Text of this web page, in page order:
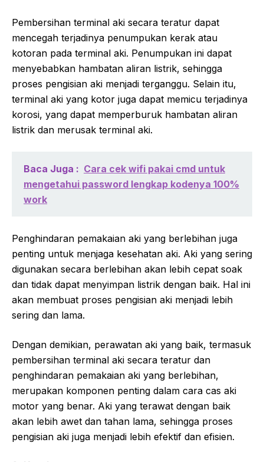
Pembersihan terminal aki secara teratur dapat
mencegah terjadinya penumpukan kerak atau
kotoran pada terminal aki. Penumpukan ini dapat
menyebabkan hambatan aliran listrik, sehingga
proses pengisian aki menjadi terganggu. Selain itu,
terminal aki yang kotor juga dapat memicu terjadinya
korosi, yang dapat memperburuk hambatan aliran
listrik dan merusak terminal aki.
Baca Juga : Cara cek wifi pakai cmd untuk
mengetahui password lengkap kodenya 100%
work
Penghindaran pemakaian aki yang berlebihan juga
penting untuk menjaga kesehatan aki. Aki yang sering
digunakan secara berlebihan akan lebih cepat soak
dan tidak dapat menyimpan listrik dengan baik. Hal ini
akan membuat proses pengisian aki menjadi lebih
sering dan lama.
Dengan demikian, perawatan aki yang baik, termasuk
pembersihan terminal aki secara teratur dan
penghindaran pemakaian aki yang berlebihan,
merupakan komponen penting dalam cara cas aki
motor yang benar. Aki yang terawat dengan baik
akan lebih awet dan tahan lama, sehingga proses
pengisian aki juga menjadi lebih efektif dan efisien.